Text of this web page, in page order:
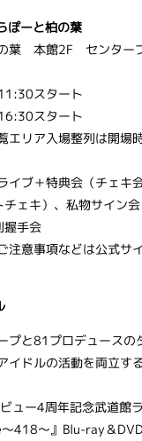
ぽーと柏の葉
葉 本館2F センター
スタート
スタート
エリア入場整列は開場
イブ＋特典会（チェキ
ェキ）、私物サイン
握手会
注意事項などは公式サ
プと81プロデュースの
イドルの活動を両立す
ュー4周年記念武道館
418～』Blu-ray＆